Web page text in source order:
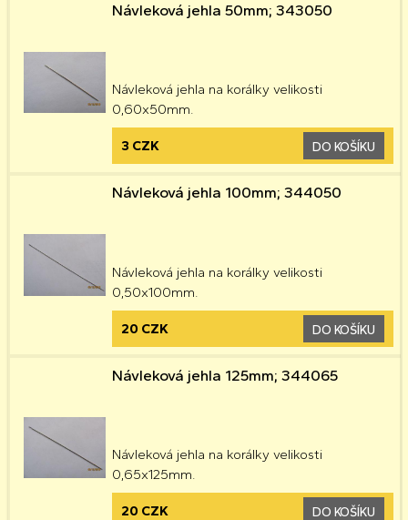
Návleková jehla 50mm; 343050
Návleková jehla na korálky velikosti
0,60x50mm.
3 CZK DO KOŠÍKU
Návleková jehla 100mm; 344050
Návleková jehla na korálky velikosti
0,50x100mm.
20 CZK DO KOŠÍKU
Návleková jehla 125mm; 344065
Návleková jehla na korálky velikosti
0,65x125mm.
20 CZK DO KOŠÍKU